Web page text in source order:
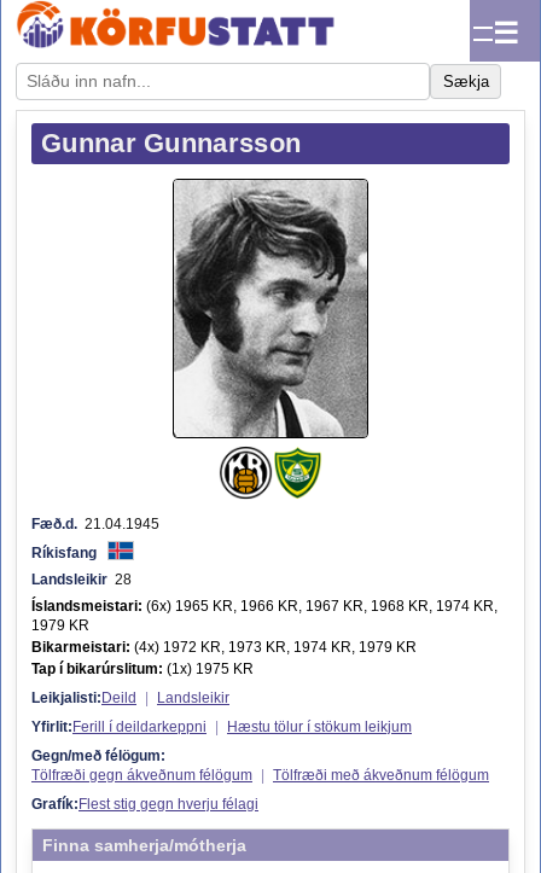
☰
Sækja
Gunnar Gunnarsson
Fæð.d. 21.04.1945
Ríkisfang
Landsleikir 28
Íslandsmeistari: (6x) 1965 KR, 1966 KR, 1967 KR, 1968 KR, 1974 KR,
1979 KR
Bikarmeistari: (4x) 1972 KR, 1973 KR, 1974 KR, 1979 KR
Tap í bikarúrslitum: (1x) 1975 KR
Leikjalisti: Deild
Landsleikir
Yfirlit: Ferill í deildarkeppni
Hæstu tölur í stökum leikjum
Gegn/með félögum:
Tölfræði gegn ákveðnum félögum
Tölfræði með ákveðnum félögum
Grafík: Flest stig gegn hverju félagi
Finna samherja/mótherja